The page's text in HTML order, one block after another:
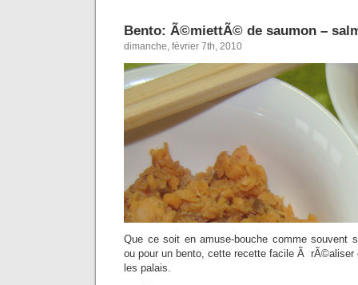
Bento: Ã©miettÃ© de saumon –
dimanche, février 7th, 2010
Que ce soit en amuse-bouche comme souvent
ou pour un bento, cette recette facile Ã rÃ©aliser
les palais.